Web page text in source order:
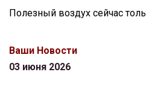
Полезный воздух сейчас
Ваши Новости
03 июня 2026